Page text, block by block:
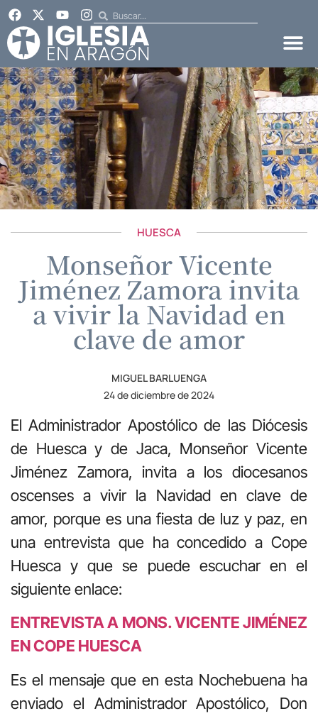
HUESCA
Monseñor Vicente
Jiménez Zamora invita
a vivir la Navidad en
clave de amor
MIGUEL BARLUENGA
24 de diciembre de 2024
El Administrador Apostólico de las Diócesis
de Huesca y de Jaca, Monseñor Vicente
Jiménez Zamora, invita a los diocesanos
oscenses a vivir la Navidad en clave de
amor, porque es una fiesta de luz y paz, en
una entrevista que ha concedido a Cope
Huesca y que se puede escuchar en el
siguiente enlace:
ENTREVISTA A MONS. VICENTE JIMÉNEZ
EN COPE HUESCA
Es el mensaje que en esta Nochebuena ha
enviado el Administrador Apostólico, Don